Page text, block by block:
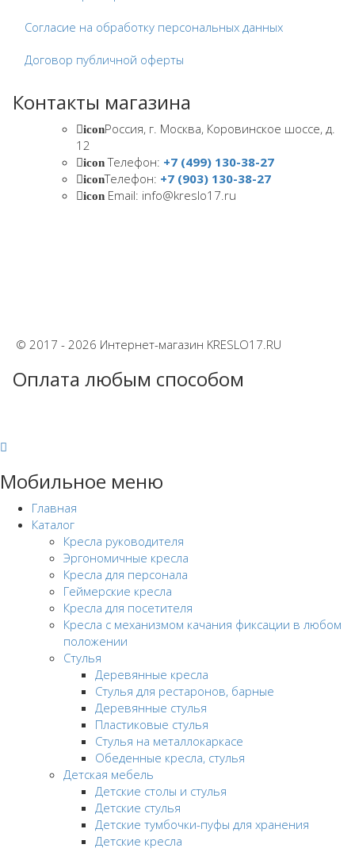
Согласие на обработку персональных данных
Договор публичной оферты
Контакты магазина
iconРоссия, г. Москва, Коровинское шоссе, д.
12
iconТелефон: +7 (499) 130-38-27
iconТелефон: +7 (903) 130-38-27
icon Email: info@kreslo17.ru
© 2017 - 2026 Интернет-магазин KRESLO17.RU
Оплата любым способом
Мобильное меню
Главная
Каталог
Кресла руководителя
Эргономичные кресла
Кресла для персонала
Геймерские кресла
Кресла для посетителя
Кресла с механизмом качания фиксации в любом
положении
Стулья
Деревянные кресла
Стулья для рестаронов, барные
Деревянные стулья
Пластиковые стулья
Стулья на металлокаркасе
Обеденные кресла, стулья
Детская мебель
Детские столы и стулья
Детские стулья
Детские тумбочки-пуфы для хранения
Детские кресла